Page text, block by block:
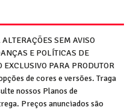
SEM AVISO
E POLÍTICAS DE
PARA PRODUTOR
de cores e versões. Traga
nossos Planos de
Preços anunciados são